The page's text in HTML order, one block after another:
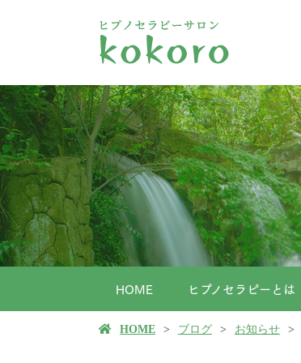
HOME ヒプノセラピーとは
HOME ブログ お知らせ